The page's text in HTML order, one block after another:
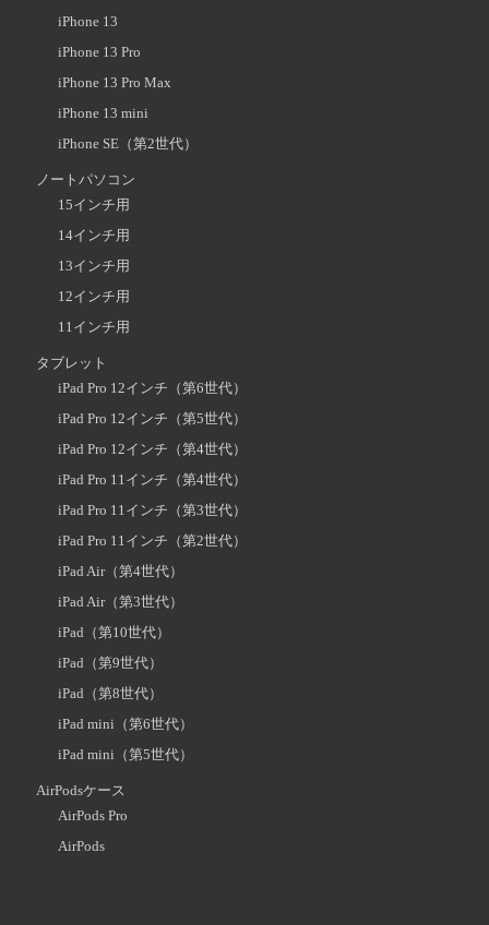
iPhone 13
iPhone 13 Pro
iPhone 13 Pro Max
iPhone 13 mini
iPhone SE（第2世代）
ノートパソコン
15インチ用
14インチ用
13インチ用
12インチ用
11インチ用
タブレット
iPad Pro 12インチ（第6世代）
iPad Pro 12インチ（第5世代）
iPad Pro 12インチ（第4世代）
iPad Pro 11インチ（第4世代）
iPad Pro 11インチ（第3世代）
iPad Pro 11インチ（第2世代）
iPad Air（第4世代）
iPad Air（第3世代）
iPad（第10世代）
iPad（第9世代）
iPad（第8世代）
iPad mini（第6世代）
iPad mini（第5世代）
AirPodsケース
AirPods Pro
AirPods